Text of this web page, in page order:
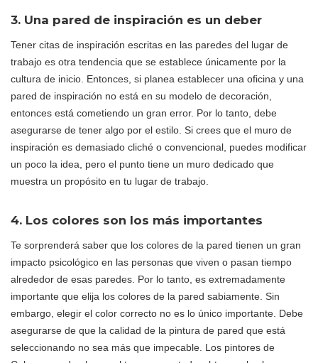
3. Una pared de inspiración es un deber
Tener citas de inspiración escritas en las paredes del lugar de
trabajo es otra tendencia que se establece únicamente por la
cultura de inicio. Entonces, si planea establecer una oficina y una
pared de inspiración no está en su modelo de decoración,
entonces está cometiendo un gran error. Por lo tanto, debe
asegurarse de tener algo por el estilo. Si crees que el muro de
inspiración es demasiado cliché o convencional, puedes modificar
un poco la idea, pero el punto tiene un muro dedicado que
muestra un propósito en tu lugar de trabajo.
4. Los colores son los más importantes
Te sorprenderá saber que los colores de la pared tienen un gran
impacto psicológico en las personas que viven o pasan tiempo
alrededor de esas paredes. Por lo tanto, es extremadamente
importante que elija los colores de la pared sabiamente. Sin
embargo, elegir el color correcto no es lo único importante. Debe
asegurarse de que la calidad de la pintura de pared que está
seleccionando no sea más que impecable. Los pintores de